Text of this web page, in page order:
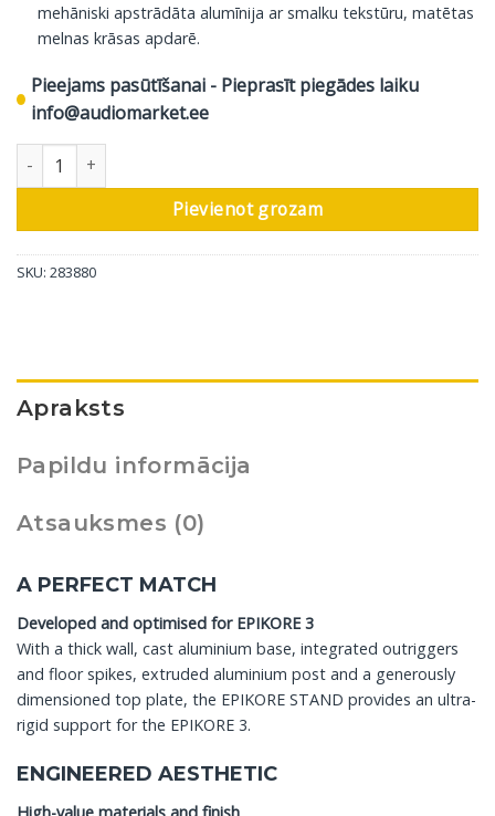
mehāniski apstrādāta alumīnija ar smalku tekstūru, matētas
melnas krāsas apdarē.
Pieejams pasūtīšanai - Pieprasīt piegādes laiku
info@audiomarket.ee
DALI skaļruņu statīvs Epikore, melns satīns, 1 gab daudzums
Pievienot grozam
SKU: 283880
Apraksts
Papildu informācija
Atsauksmes (0)
A PERFECT MATCH
Developed and optimised for EPIKORE 3
With a thick wall, cast aluminium base, integrated outriggers
and floor spikes, extruded aluminium post and a generously
dimensioned top plate, the EPIKORE STAND provides an ultra-
rigid support for the EPIKORE 3.
ENGINEERED AESTHETIC